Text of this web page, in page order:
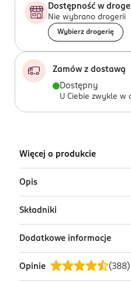
Dostępność w
Nie wybrano drogerii
Wybierz drogerię
Zamów z dostawą
Dostępny
U Ciebie zwykle w
Więcej o produkcie
Opis
Profesjonalny płyn
specjalnie z myślą o
usuwaniu długotrwałego
makijażu twarzy, oczu i
3w1 aktywnie nawilża i
Składniki
Ingredients: Aqua, Olive Oil
Glucoside, Isopentyldiol,
Oleyl Taurate, Decyl
Dodatkowe informacje
PRZYGOTOWANIE I
Opinie (388)